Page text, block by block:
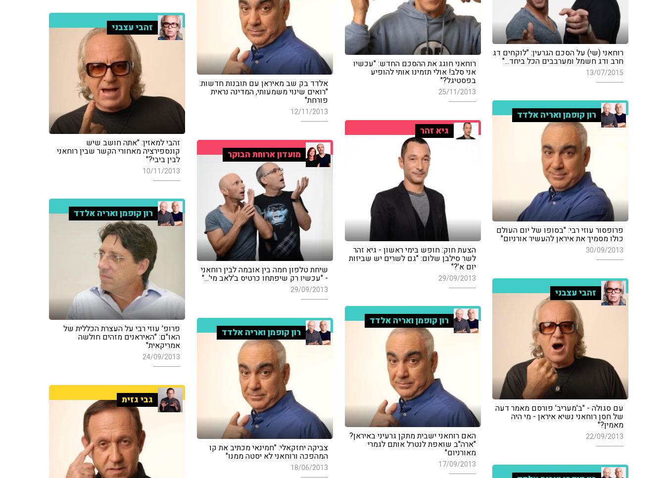
רוחאני (שי) על הסכם הגרעין: "לוקחים דג
חרב ודג חשמל ומערבבים הכל ביחד..."
13/07/2015
רוחאני חוגג את ההסכם החדש: "עכשיו
אני סלב! אולי תזמינו אותי להופיע
בפסטיגל?"
25/11/2013
אלדד בק שב מאיראן עם תובנות חדשות:
"רואים שינוי משמעותי, המדינה נראית
פורחת"
12/11/2013
זהבי עצבני
זהבי למאזין: "אתה חושב שיש
קונספירציה מאחורי הקשר שבין רוחאני
לבין ביבי?"
10/11/2013
רון קופמן ואריה אלדד
פרופסור עוזי רבי: "בסופו של יום העולם
כולו מסמיך את איראן להעשיר אורניום"
30/09/2013
גיא זהר
הצעת חוק: חופש בימי ראשון - גיא זהר
לשר סילבן שלום: "גם לשרים יש שביזות
יום א'?"
29/09/2013
מועדון ארוחת הבוקר
שיחת טלפון חמה בין אובמה לבין רוחאני
- "עכשיו רק שיפתחו כרטיס ב'לאב מי'..."
29/09/2013
רון קופמן ואריה אלדד
פרופ' עוזי רבי על העצרת הכללית של
האו"ם: "האיראנים מזהים חולשה
אמריקאית"
24/09/2013
זהבי עצבני
עם סגולה - "ב'מעריב' פורסם מאמר דעה
של חסן רוחאני נשיא איראן - מי היה
מאמין?"
22/09/2013
רון קופמן ואריה אלדד
האם רוחאני ישבית מתקן גרעיני באיראן?
"ארה"ב שואפת לנטרל אותם לגמרי
מאורניום"
17/09/2013
רון קופמן ואריה אלדד
צביקה יחזקאלי: "חמינאי מכתיב את קו
המהפכה ורוחאני לא יסטה ממנו"
18/06/2013
גבי גזית